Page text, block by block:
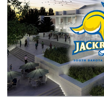
Qidirish
Kirish